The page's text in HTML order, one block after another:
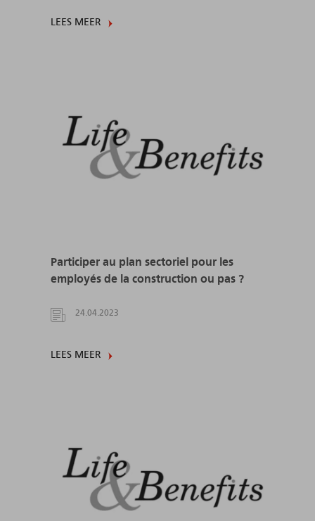
LEES MEER
Participer au plan sectoriel pour les
employés de la construction ou pas ?
24.04.2023
LEES MEER